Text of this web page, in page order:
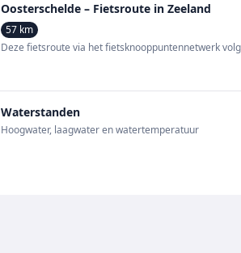
Oosterschelde – Fietsroute in Zeeland
57 km
Deze fietsroute via het fietsknooppuntennetwerk
Waterstanden
Hoogwater, laagwater en watertemperatuur